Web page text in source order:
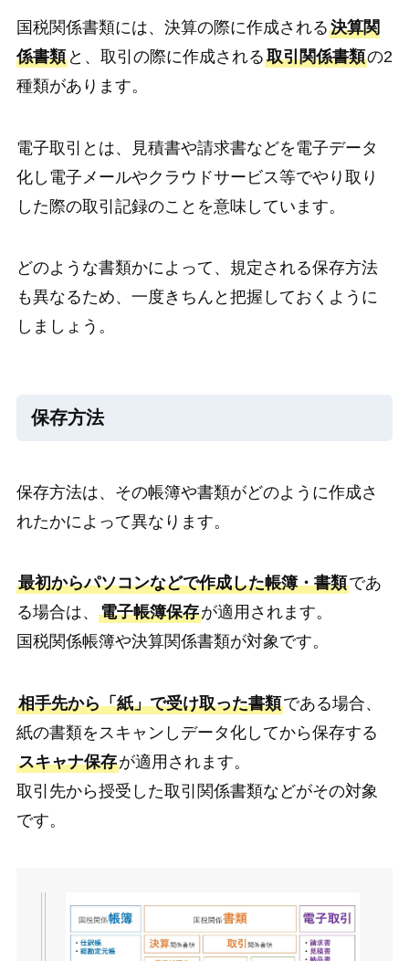
国税関係書類には、決算の際に作成される決算関
係書類と、取引の際に作成される取引関係書類の2
種類があります。
電子取引とは、見積書や請求書などを電子データ
化し電子メールやクラウドサービス等でやり取り
した際の取引記録のことを意味しています。
どのような書類かによって、規定される保存方法
も異なるため、一度きちんと把握しておくように
しましょう。
保存方法
保存方法は、その帳簿や書類がどのように作成さ
れたかによって異なります。
最初からパソコンなどで作成した帳簿・書類であ
る場合は、 電子帳簿保存が適用されます。
国税関係帳簿や決算関係書類が対象です。
相手先から「紙」で受け取った書類である場合、
紙の書類をスキャンしデータ化してから保存する
スキャナ保存が適用されます。
取引先から授受した取引関係書類などがその対象
です。